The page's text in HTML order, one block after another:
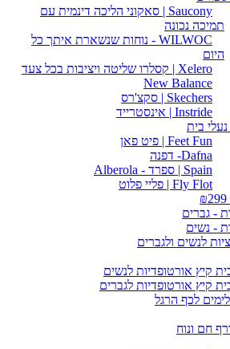
Saucony | סאקוני הליכה דינמית עם
תמיכה נכונה
WILWOC - נוחות שנשארת איתך כל
היום
Xelero | קסלרו שליטה ויציבות בכל צעד
New Balance
Skechers | סקצ'רס
Instride | אינסטרייד
נעלי בית
Feet Fun | פיט פאן
Dafna- דפנה
Spain | ספרד - Alberola
Fly Flot | פליי פלוט
- גברים
- נשים
לנשים ולגברים
קיץ אורטופדיות לנשים
קיץ אורטופדיות לגברים
לכף הרגל
חם ונוח